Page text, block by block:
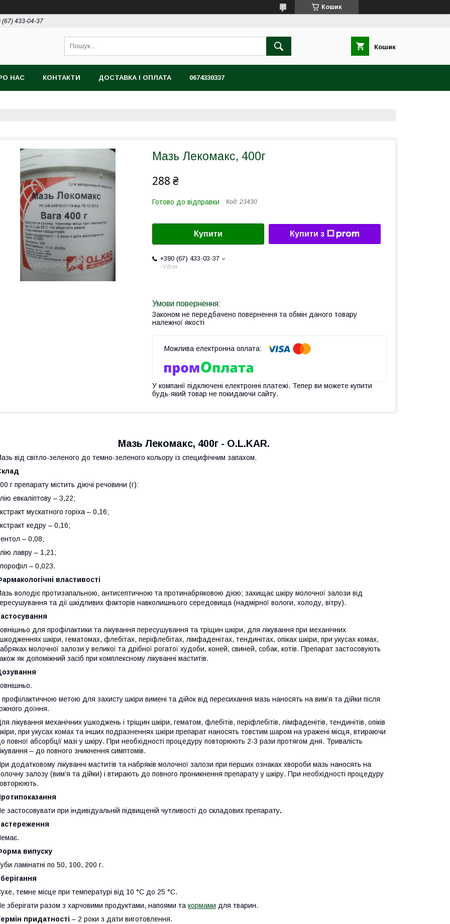
Кошик
(67) 433-04-37
Кошик
НАС КОНТАКТИ ДОСТАВКА І ОПЛАТА 0674330337
Мазь Лекомакс, 400г
288 ₴
Готово до відправки Код: 23430
Купити Купити з
+380 (67) 433-03-37
-Viber
Законом не передбачено повернення та обмін даного товару
належної якості
У компанії підключені електронні платежі. Тепер ви можете купити
будь-який товар не покидаючи сайту.
Мазь Лекомакс, 400г - O.L.KAR.
від світло-зеленого до темно-зеленого кольору із специфічним запахом.
г препарату містить діючі речовини (г):
евкаліптову – 3,22;
мускатного горіха – 0,16;
кедру – 0,16;
– 0,08;
лавру – 1,21;
– 0,023.
властивості
володіє протизапальною, антисептичною та протинабряковою дією; захищає шкіру молочної залози від
та дії шкідливих факторів навколишнього середовища (надмірної вологи, холоду, вітру).
для профілактики та лікування пересушування та тріщин шкіри, для лікування при механічних
шкіри, гематомах, флебітах, періфлебітах, лімфаденітах, тендинітах, опіках шкіри, при укусах комах,
молочної залози у великої та дрібної рогатої худоби, коней, свиней, собак, котів. Препарат застосовують
як допоміжний засіб при комплексному лікуванні маститів.
профілактичною метою для захисту шкіри вимені та дійок від пересихання мазь наносять на вим’я та дійки після
доїння.
лікування механічних ушкоджень і тріщин шкіри, гематом, флебітів, періфлебітів, лімфаденітів, тендинітів, опіків
при укусах комах та інших подразненнях шкіри препарат наносять товстим шаром на уражені місця, втираючи
повної абсорбції мазі у шкіру. При необхідності процедуру повторюють 2-3 рази протягом дня. Тривалість
– до повного зникнення симптомів.
додатковому лікуванні маститів та набряків молочної залози при перших ознаках хвороби мазь наносять на
залозу (вим’я та дійки) і втирають до повного проникнення препарату у шкіру. При необхідності процедуру
застосовувати при індивідуальній підвищеній чутливості до складових препарату.
випуску
ламінатні по 50, 100, 200 г.
темне місце при температурі від 10 °С до 25 °С.
зберігати разом з харчовими продуктами, напоями такормами для тварин.
придатності – 2 роки з дати виготовлення.